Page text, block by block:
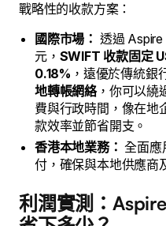
戰略性的收款方案：
國際市場： 透過
元， SWIFT 收款固定
0.18% ，遠優於傳統銀
地轉帳網絡，你可以繞
費與行政時間，像在地
款效率並節省開支。
香港本地業務： 全面應
付，確保與本地供應商
利潤實測：